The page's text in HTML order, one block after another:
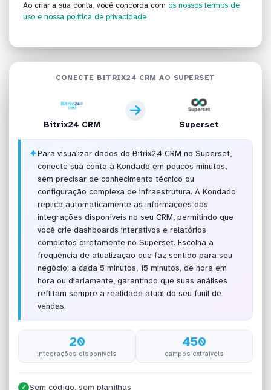
Ao criar a sua conta, você concorda com os nossos termos de
uso e nossa política de privacidade
CONECTE BITRIX24 CRM AO SUPERSET
Bitrix24 CRM Superset
✦Para visualizar dados do Bitrix24 CRM no Superset,
conecte sua conta à Kondado em poucos minutos,
sem precisar de conhecimento técnico ou
configuração complexa de infraestrutura. A Kondado
replica automaticamente as informações das
integrações disponíveis no seu CRM, permitindo que
você crie dashboards interativos e relatórios
completos diretamente no Superset. Escolha a
frequência de atualização que faz sentido para seu
negócio: a cada 5 minutos, 15 minutos, de hora em
hora ou diariamente, garantindo que suas análises
reflitam sempre a realidade atual do seu funil de
vendas.
20
integrações disponíveis
450
campos extraíveis
✓ Sem código, sem planilhas